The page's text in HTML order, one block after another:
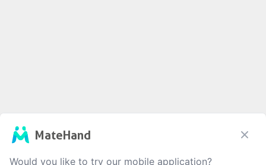
MateHand
Would you like to try our mobile application?